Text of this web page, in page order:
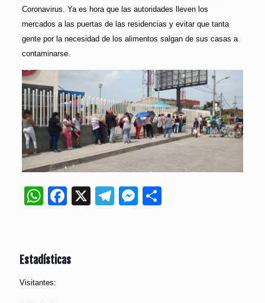
Coronavirus. Ya es hora que las autoridades lleven los
mercados a las puertas de las residencias y evitar que tanta
gente por la necesidad de los alimentos salgan de sus casas a
contaminarse.
WhatsApp
Facebook
X Telegram
Messenger
Estadísticas
Visitantes: